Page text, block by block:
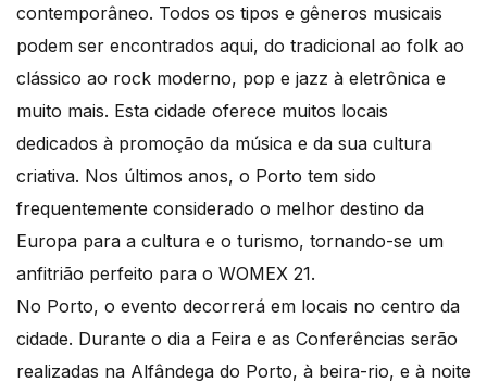
contemporâneo. Todos os tipos e gêneros musicais
podem ser encontrados aqui, do tradicional ao folk ao
clássico ao rock moderno, pop e jazz à eletrônica e
muito mais. Esta cidade oferece muitos locais
dedicados à promoção da música e da sua cultura
criativa. Nos últimos anos, o Porto tem sido
frequentemente considerado o melhor destino da
Europa para a cultura e o turismo, tornando-se um
anfitrião perfeito para o WOMEX 21.
No Porto, o evento decorrerá em locais no centro da
cidade. Durante o dia a Feira e as Conferências serão
realizadas na Alfândega do Porto, à beira-rio, e à noite